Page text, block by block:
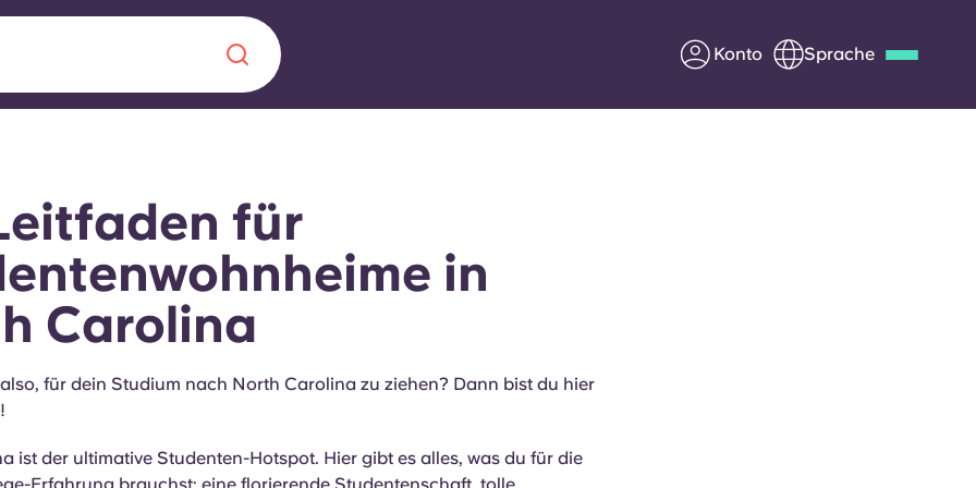
Konto Sprache
Sachen
sorgt für
Häufig gestellte Fragen
für
in
Carolina
für dein Studium nach North Carolina zu ziehen? Dann bist du hier
ist der ultimative Studenten-Hotspot. Hier gibt es alles, was du für die